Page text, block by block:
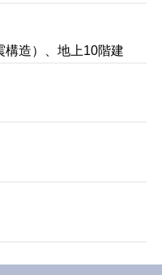
構造）、地上10階建